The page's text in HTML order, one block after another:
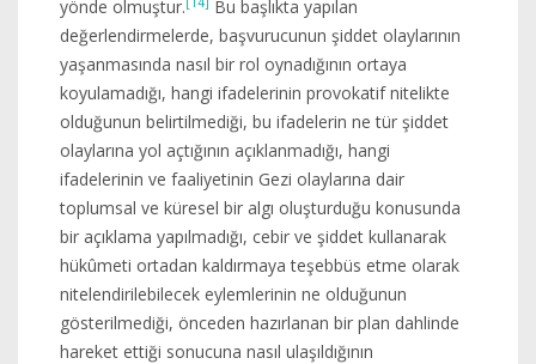
yönde olmuştur.
Bu başlıkta yapılan
değerlendirmelerde, başvurucunun şiddet olaylarının
yaşanmasında nasıl bir rol oynadığının ortaya
koyulamadığı, hangi ifadelerinin provokatif nitelikte
olduğunun belirtilmediği, bu ifadelerin ne tür şiddet
olaylarına yol açtığının açıklanmadığı, hangi
ifadelerinin ve faaliyetinin Gezi olaylarına dair
toplumsal ve küresel bir algı oluşturduğu konusunda
bir açıklama yapılmadığı, cebir ve şiddet kullanarak
hükûmeti ortadan kaldırmaya teşebbüs etme olarak
nitelendirilebilecek eylemlerinin ne olduğunun
gösterilmediği, önceden hazırlanan bir plan dahlinde
hareket ettiği sonucuna nasıl ulaşıldığının